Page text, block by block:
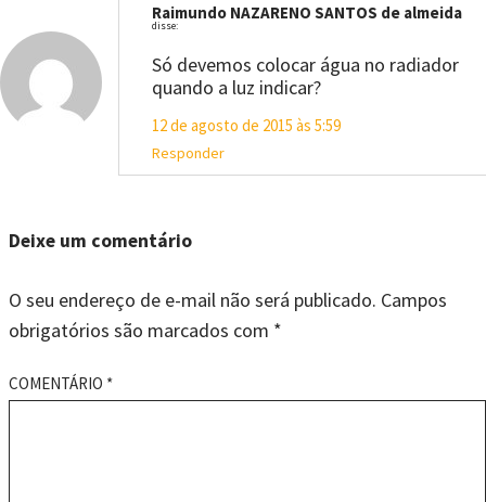
Raimundo NAZARENO SANTOS de almeida
disse:
Só devemos colocar água no radiador
quando a luz indicar?
12 de agosto de 2015 às 5:59
Responder
Deixe um comentário
O seu endereço de e-mail não será publicado. Campos
obrigatórios são marcados com *
COMENTÁRIO *